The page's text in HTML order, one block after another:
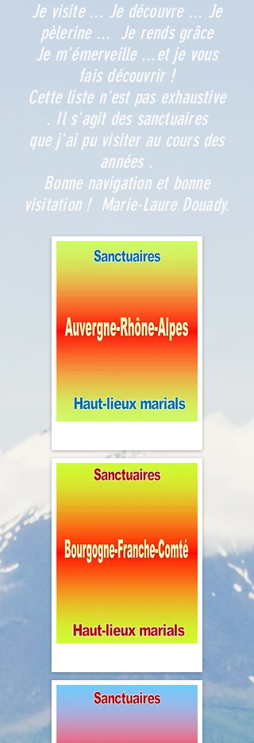
Je visite ... Je découvre ... Je
pèlerine ... Je rends grâce
Je m'émerveille ...et je vous
fais découvrir !
Cette liste n'est pas exhaustive
. Il s'agit des sanctuaires
que j'ai pu visiter au cours des
années .
Bonne navigation et bonne
visitation ! Marie-Laure Douady.